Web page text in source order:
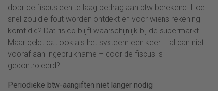
door de fiscus een te laag bedrag aan btw berekend. Hoe
snel zou die fout worden ontdekt en voor wiens rekening
komt die? Dat risico blijft waarschijnlijk bij de supermarkt.
Maar geldt dat ook als het systeem een keer – al dan niet
vooraf aan ingebruikname – door de fiscus is
gecontroleerd?
Periodieke btw-aangiften niet langer nodig